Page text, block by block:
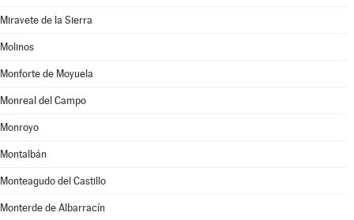
Miravete de la Sierra
Molinos
Monforte de Moyuela
Monreal del Campo
Monroyo
Montalbán
Monteagudo del Castillo
Monterde de Albarracín